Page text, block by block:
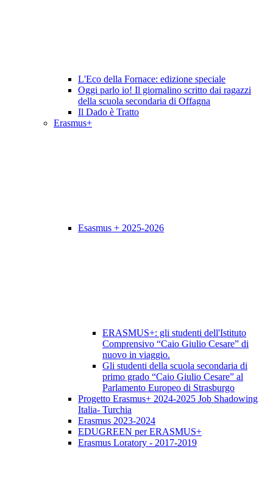
L'Eco della Fornace: edizione speciale
Oggi parlo io! Il giornalino scritto dai ragazzi
della scuola secondaria di Offagna
Il Dado è Tratto
Erasmus+
Esasmus + 2025-2026
ERASMUS+: gli studenti dell'Istituto
Comprensivo “Caio Giulio Cesare” di
nuovo in viaggio.
Gli studenti della scuola secondaria di
primo grado “Caio Giulio Cesare” al
Parlamento Europeo di Strasburgo
Progetto Erasmus+ 2024-2025 Job Shadowing
Italia- Turchia
Erasmus 2023-2024
EDUGREEN per ERASMUS+
Erasmus Loratory - 2017-2019